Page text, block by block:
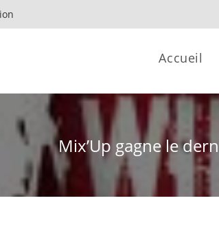
Accueil
Mix’Up gagne le